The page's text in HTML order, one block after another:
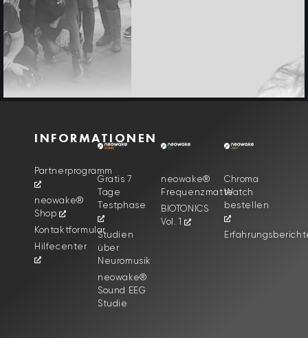
INFORMATIONEN
Partnerprogramm
neowake®
Shop
Kontaktformular
Hilfecenter
Gratis 7
Tage
Testphase
Studien
über
Neuromusik
neowake®
Sound EEG
Studie
neowake®
Frequenzmatte
BIOTONICS
Vol. 1
Chroma
Watch
bestellen